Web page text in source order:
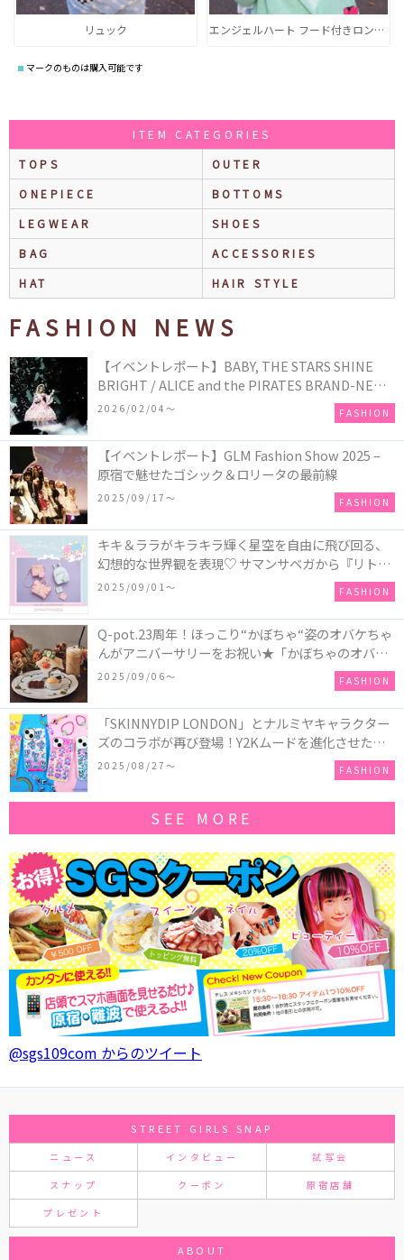
リュック エンジェルハート フード付きロングニットカーデ
マークのものは購入可能です
ITEM CATEGORIES
TOPS
OUTER
ONEPIECE
BOTTOMS
LEGWEAR
SHOES
BAG
ACCESSORIES
HAT
HAIR STYLE
FASHION NEWS
【イベントレポート】BABY, THE STARS SHINE
BRIGHT / ALICE and the PIRATES BRAND-NEW
COLLECTION in TOKYO
2026/02/04〜 FASHION
【イベントレポート】GLM Fashion Show 2025 –
原宿で魅せたゴシック＆ロリータの最前線
2025/09/17〜 FASHION
キキ＆ララがキラキラ輝く星空を自由に飛び回る、
幻想的な世界観を表現♡ サマンサベガから『リトル
ツインスターズ』50周年アニバーサリーイヤー』を
2025/09/01〜 FASHION
Q-pot.23周年！ほっこり“かぼちゃ“姿のオバケちゃ
んがアニバーサリーをお祝い★「かぼちゃのオバケ
ーキアクセサリー」が新発売！Q-pot CAFE.では
「かぼちゃのオバケーキプレート」も登場
2025/09/06〜 FASHION
「SKINNYDIP LONDON」とナルミヤキャラクター
ズのコラボが再び登場！Y2Kムードを進化させた新
作コレクションを発売♪
2025/08/27〜 FASHION
SEE MORE
@sgs109com からのツイート
STREET GIRLS SNAP
ニュース インタビュー 試写会
スナップ クーポン 原宿店舗
プレゼント
ABOUT